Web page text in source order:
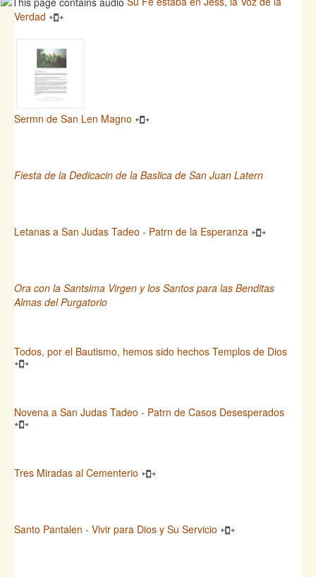
Verdad
Sermn de San Len Magno
Fiesta de la Dedicacin de la Baslica de San Juan Latern
Letanas a San Judas Tadeo - Patrn de la Esperanza
Ora con la Santsima Virgen y los Santos para las Benditas
Almas del Purgatorio
Todos, por el Bautismo, hemos sido hechos Templos de Dios
Novena a San Judas Tadeo - Patrn de Casos Desesperados
Tres Miradas al Cementerio
Santo Pantalen - Vivir para Dios y Su Servicio